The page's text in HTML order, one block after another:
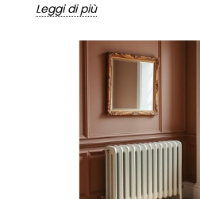
Leggi di più